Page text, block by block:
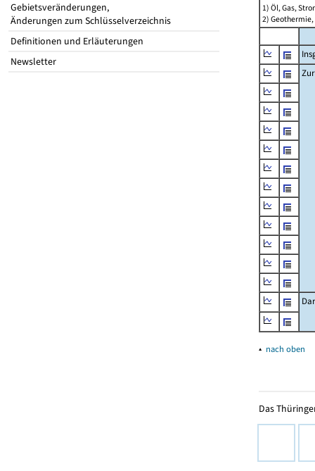
Gebietsveränderungen,
Änderungen zum Schlüsselverzeichnis
Definitionen und Erläuterungen
Newsletter
1) Öl, Gas,
2)
▴ nach oben
Das